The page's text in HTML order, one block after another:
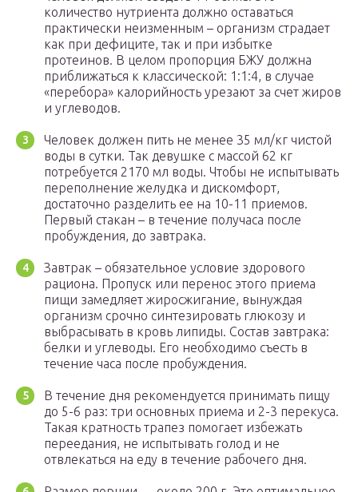
количество нутриента должно оставаться
практически неизменным – организм страдает
как при дефиците, так и при избытке
протеинов. В целом пропорция БЖУ должна
приближаться к классической: 1:1:4, в случае
«перебора» калорийность урезают за счет жиров
и углеводов.
Человек должен пить не менее 35 мл/кг чистой
воды в сутки. Так девушке с массой 62 кг
потребуется 2170 мл воды. Чтобы не испытывать
переполнение желудка и дискомфорт,
достаточно разделить ее на 10-11 приемов.
Первый стакан – в течение получаса после
пробуждения, до завтрака.
Завтрак – обязательное условие здорового
рациона. Пропуск или перенос этого приема
пищи замедляет жиросжигание, вынуждая
организм срочно синтезировать глюкозу и
выбрасывать в кровь липиды. Состав завтрака:
белки и углеводы. Его необходимо съесть в
течение часа после пробуждения.
В течение дня рекомендуется принимать пищу
до 5-6 раз: три основных приема и 2-3 перекуса.
Такая кратность трапез помогает избежать
переедания, не испытывать голод и не
отвлекаться на еду в течение рабочего дня.